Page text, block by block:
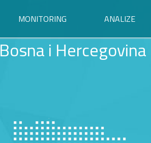
MONITORING ANALIZE
Bosna i Hercegovina